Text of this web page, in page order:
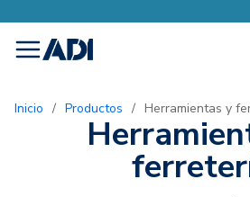
menu
Inicio / Productos / Herramientas y